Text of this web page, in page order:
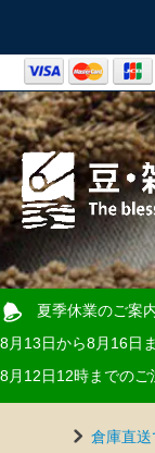
夏季休業のご案
8月13日から8月16日
8月12日12時までのご
倉庫直